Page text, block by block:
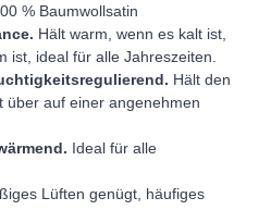
% Baumwollsatin
Hält warm, wenn es kalt ist,
ist, ideal für alle Jahreszeiten.
Hält den
über auf einer angenehmen
Ideal für alle
Lüften genügt, häufiges